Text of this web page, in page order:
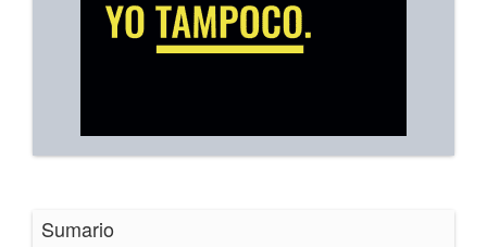
Sumario